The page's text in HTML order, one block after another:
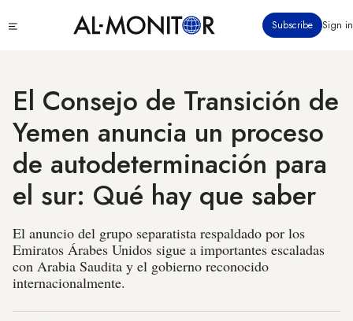
Subscribe Sign in
El Consejo de Transición de
Yemen anuncia un proceso
de autodeterminación para
el sur: Qué hay que saber
El anuncio del grupo separatista respaldado por los
Emiratos Árabes Unidos sigue a importantes escaladas
con Arabia Saudita y el gobierno reconocido
internacionalmente.